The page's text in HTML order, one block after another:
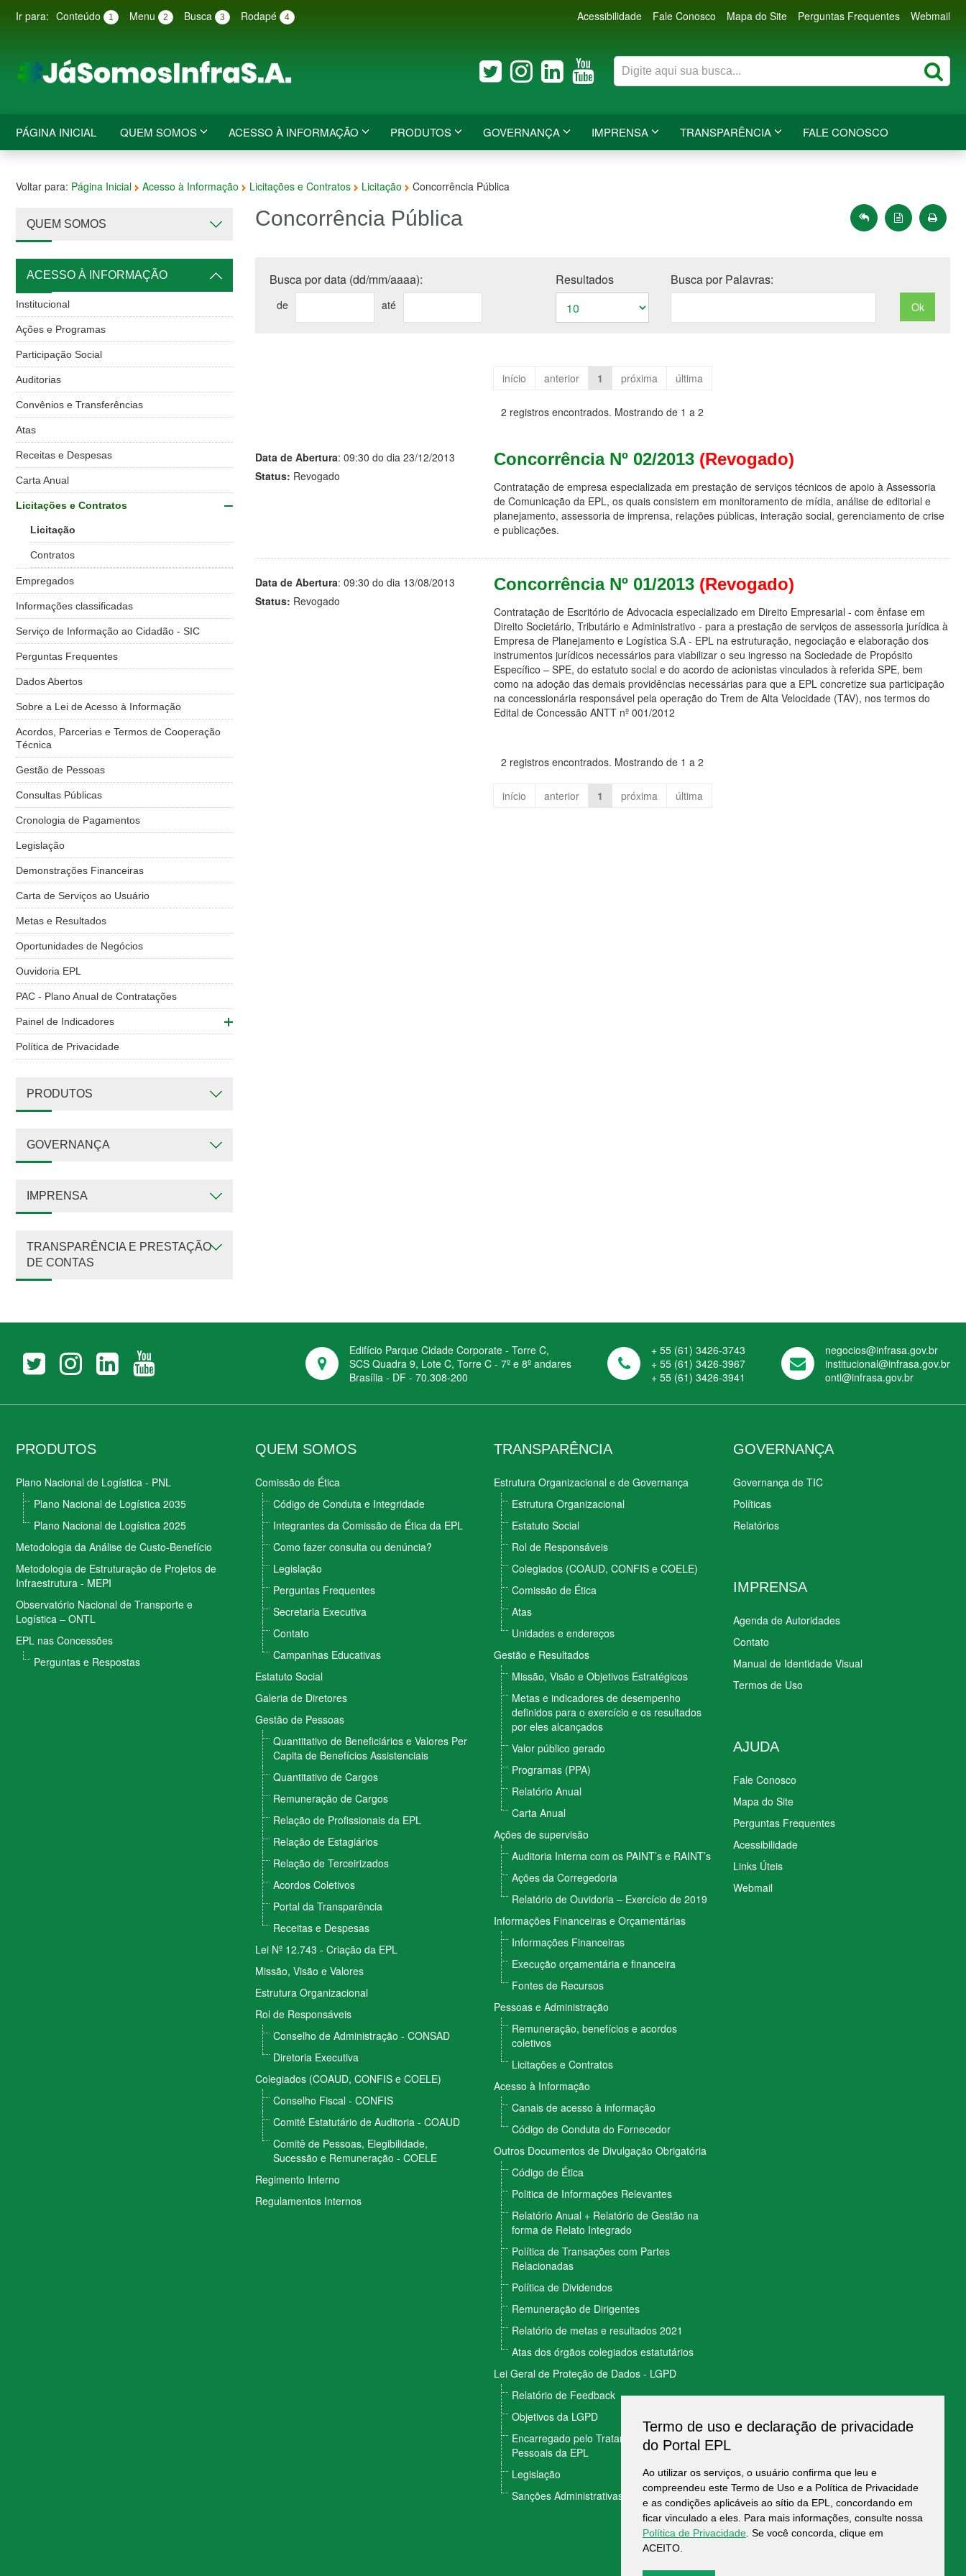
Ir para: Conteúdo 1 Menu 2 Busca 3 Rodapé 4 Acessibilidade Fale Conosco Mapa do Site Perguntas Frequentes Webmail
PÁGINA INICIAL QUEM SOMOS ACESSO À INFORMAÇÃO PRODUTOS GOVERNANÇA IMPRENSA TRANSPARÊNCIA FALE CONOSCO
Voltar para: Página Inicial Acesso à Informação Licitações e Contratos Licitação Concorrência Pública
QUEM SOMOS
ACESSO À INFORMAÇÃO
Institucional
Ações e Programas
Participação Social
Auditorias
Convênios e Transferências
Atas
Receitas e Despesas
Carta Anual
Licitações e Contratos
Licitação
Contratos
Empregados
Informações classificadas
Serviço de Informação ao Cidadão - SIC
Perguntas Frequentes
Dados Abertos
Sobre a Lei de Acesso à Informação
Acordos, Parcerias e Termos de Cooperação
Técnica
Gestão de Pessoas
Consultas Públicas
Cronologia de Pagamentos
Legislação
Demonstrações Financeiras
Carta de Serviços ao Usuário
Metas e Resultados
Oportunidades de Negócios
Ouvidoria EPL
PAC - Plano Anual de Contratações
Painel de Indicadores
Política de Privacidade
PRODUTOS
GOVERNANÇA
IMPRENSA
TRANSPARÊNCIA E PRESTAÇÃO
DE CONTAS
Concorrência Pública
Busca por data (dd/mm/aaaa):
de até
Resultados Busca por Palavras:
início anterior 1 próxima última
2 registros encontrados. Mostrando de 1 a 2
Data de Abertura: 09:30 do dia 23/12/2013
Status: Revogado
Concorrência Nº 02/2013 (Revogado)
Contratação de empresa especializada em prestação de serviços técnicos de apoio à Assessoria
de Comunicação da EPL, os quais consistem em monitoramento de mídia, análise de editorial e
planejamento, assessoria de imprensa, relações públicas, interação social, gerenciamento de crise
e publicações.
Data de Abertura: 09:30 do dia 13/08/2013
Status: Revogado
Concorrência Nº 01/2013 (Revogado)
Contratação de Escritório de Advocacia especializado em Direito Empresarial - com ênfase em
Direito Societário, Tributário e Administrativo - para a prestação de serviços de assessoria jurídica à
Empresa de Planejamento e Logística S.A - EPL na estruturação, negociação e elaboração dos
instrumentos jurídicos necessários para viabilizar o seu ingresso na Sociedade de Propósito
Específico – SPE, do estatuto social e do acordo de acionistas vinculados à referida SPE, bem
como na adoção das demais providências necessárias para que a EPL concretize sua participação
na concessionária responsável pela operação do Trem de Alta Velocidade (TAV), nos termos do
Edital de Concessão ANTT nº 001/2012
2 registros encontrados. Mostrando de 1 a 2
início anterior 1 próxima última
Edifício Parque Cidade Corporate - Torre C,
SCS Quadra 9, Lote C, Torre C - 7º e 8º andares
Brasília - DF - 70.308-200
+ 55 (61) 3426-3743
+ 55 (61) 3426-3967
+ 55 (61) 3426-3941
negocios@infrasa.gov.br
institucional@infrasa.gov.br
ontl@infrasa.gov.br
PRODUTOS
Plano Nacional de Logística - PNL
Plano Nacional de Logística 2035
Plano Nacional de Logística 2025
Metodologia da Análise de Custo-Benefício
Metodologia de Estruturação de Projetos de
Infraestrutura - MEPI
Observatório Nacional de Transporte e
Logística – ONTL
EPL nas Concessões
Perguntas e Respostas
QUEM SOMOS
Comissão de Ética
Código de Conduta e Integridade
Integrantes da Comissão de Ética da EPL
Como fazer consulta ou denúncia?
Legislação
Perguntas Frequentes
Secretaria Executiva
Contato
Campanhas Educativas
Estatuto Social
Galeria de Diretores
Gestão de Pessoas
Quantitativo de Beneficiários e Valores Per
Capita de Benefícios Assistenciais
Quantitativo de Cargos
Remuneração de Cargos
Relação de Profissionais da EPL
Relação de Estagiários
Relação de Terceirizados
Acordos Coletivos
Portal da Transparência
Receitas e Despesas
Lei Nº 12.743 - Criação da EPL
Missão, Visão e Valores
Estrutura Organizacional
Rol de Responsáveis
Conselho de Administração - CONSAD
Diretoria Executiva
Colegiados (COAUD, CONFIS e COELE)
Conselho Fiscal - CONFIS
Comitê Estatutário de Auditoria - COAUD
Comitê de Pessoas, Elegibilidade,
Sucessão e Remuneração - COELE
Regimento Interno
Regulamentos Internos
TRANSPARÊNCIA
Estrutura Organizacional e de Governança
Estrutura Organizacional
Estatuto Social
Rol de Responsáveis
Colegiados (COAUD, CONFIS e COELE)
Comissão de Ética
Atas
Unidades e endereços
Gestão e Resultados
Missão, Visão e Objetivos Estratégicos
Metas e indicadores de desempenho
definidos para o exercício e os resultados
por eles alcançados
Valor público gerado
Programas (PPA)
Relatório Anual
Carta Anual
Ações de supervisão
Auditoria Interna com os PAINT’s e RAINT’s
Ações da Corregedoria
Relatório de Ouvidoria – Exercício de 2019
Informações Financeiras e Orçamentárias
Informações Financeiras
Execução orçamentária e financeira
Fontes de Recursos
Pessoas e Administração
Remuneração, benefícios e acordos
coletivos
Licitações e Contratos
Acesso à Informação
Canais de acesso à informação
Código de Conduta do Fornecedor
Outros Documentos de Divulgação Obrigatória
Código de Ética
Politica de Informações Relevantes
Relatório Anual + Relatório de Gestão na
forma de Relato Integrado
Política de Transações com Partes
Relacionadas
Política de Dividendos
Remuneração de Dirigentes
Relatório de metas e resultados 2021
Atas dos órgãos colegiados estatutários
Lei Geral de Proteção de Dados - LGPD
Relatório de Feedback
Objetivos da LGPD
Encarregado pelo Tratamento de Dados
Pessoais da EPL
Legislação
Sanções Administrativas
GOVERNANÇA
Governança de TIC
Políticas
Relatórios
IMPRENSA
Agenda de Autoridades
Contato
Manual de Identidade Visual
Termos de Uso
AJUDA
Fale Conosco
Mapa do Site
Perguntas Frequentes
Acessibilidade
Links Úteis
Webmail
Termo de uso e declaração de privacidade
do Portal EPL
Ao utilizar os serviços, o usuário confirma que leu e
compreendeu este Termo de Uso e a Política de Privacidade
e as condições aplicáveis ao sítio da EPL, concordando em
ficar vinculado a eles. Para mais informações, consulte nossa
Política de Privacidade . Se você concorda, clique em
ACEITO.